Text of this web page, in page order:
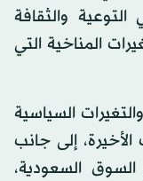
والثقافة
المناخية التي
السياسية
إلى جانب
السعودية،